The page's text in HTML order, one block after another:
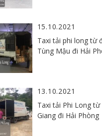
15.10.2021
Taxi tải phi long từ
Tùng Mậu đi Hải
13.10.2021
Taxi tải Phi Long
Giang đi Hải Phòng